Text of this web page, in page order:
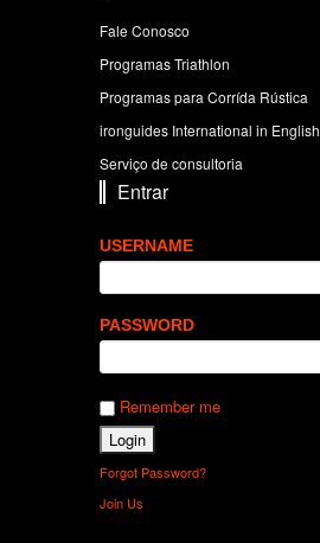
Fale Conosco
Programas Triathlon
Programas para Corrída Rústica
ironguides International in English
Serviço de consultoria
Entrar
USERNAME
PASSWORD
Remember me
Forgot Password?
Join Us